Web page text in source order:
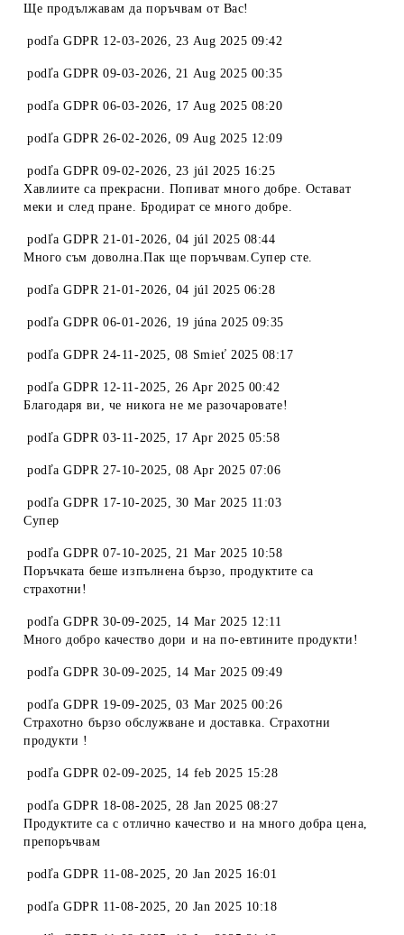
Ще продължавам да поръчвам от Вас!
podľaGDPR 12-03-2026, 23 Aug 2025 09:42
podľaGDPR 09-03-2026, 21 Aug 2025 00:35
podľaGDPR 06-03-2026, 17 Aug 2025 08:20
podľaGDPR 26-02-2026, 09 Aug 2025 12:09
podľaGDPR 09-02-2026, 23 júl 2025 16:25
Хавлиите са прекрасни. Попиват много добре. Остават
меки и след пране. Бродират се много добре.
podľaGDPR 21-01-2026, 04 júl 2025 08:44
Много съм доволна.Пак ще поръчвам.Супер сте.
podľaGDPR 21-01-2026, 04 júl 2025 06:28
podľaGDPR 06-01-2026, 19 júna 2025 09:35
podľaGDPR 24-11-2025, 08 Smieť 2025 08:17
podľaGDPR 12-11-2025, 26 Apr 2025 00:42
Благодаря ви, че никога не ме разочаровате!
podľaGDPR 03-11-2025, 17 Apr 2025 05:58
podľaGDPR 27-10-2025, 08 Apr 2025 07:06
podľaGDPR 17-10-2025, 30 Mar 2025 11:03
Супер
podľaGDPR 07-10-2025, 21 Mar 2025 10:58
Поръчката беше изпълнена бързо, продуктите са
страхотни!
podľaGDPR 30-09-2025, 14 Mar 2025 12:11
Много добро качество дори и на по-евтините продукти!
podľaGDPR 30-09-2025, 14 Mar 2025 09:49
podľaGDPR 19-09-2025, 03 Mar 2025 00:26
Страхотно бързо обслужване и доставка. Страхотни
продукти !
podľaGDPR 02-09-2025, 14 feb 2025 15:28
podľaGDPR 18-08-2025, 28 Jan 2025 08:27
Продуктите са с отлично качество и на много добра цена,
препоръчвам
podľaGDPR 11-08-2025, 20 Jan 2025 16:01
podľaGDPR 11-08-2025, 20 Jan 2025 10:18